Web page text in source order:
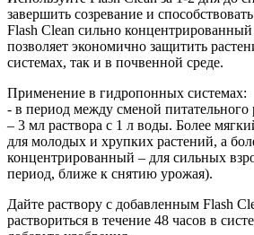
завершить созревание и
Flash Clean сильно концентрированный
позволяет экономично защитить
системах, так и в почвенной среде.
Применение в гидропонных системах:
- в период между сменой питательного
– 3 мл раствора с 1 л воды. Более
для молодых и хрупких растений, а
концентрированный – для сильных
период, ближе к снятию урожая).
Дайте раствору с добавленным Flash
раствориться в течение 48 часов в